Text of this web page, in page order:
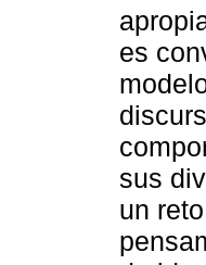
es
sus
un